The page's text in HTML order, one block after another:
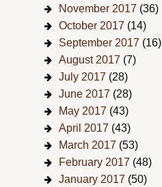
November 2017 (36)
October 2017 (14)
September 2017 (16)
August 2017 (7)
July 2017 (28)
June 2017 (28)
May 2017 (43)
April 2017 (43)
March 2017 (53)
February 2017 (48)
January 2017 (50)